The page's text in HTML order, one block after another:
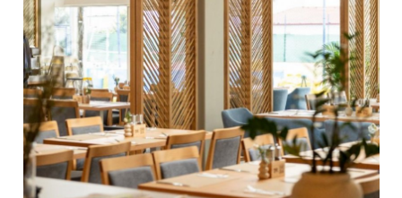
Rezervácia
Prihlásiť sa
Kongresy a firmy